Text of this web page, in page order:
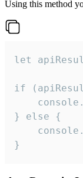
Using this method
let
if
} else {
}